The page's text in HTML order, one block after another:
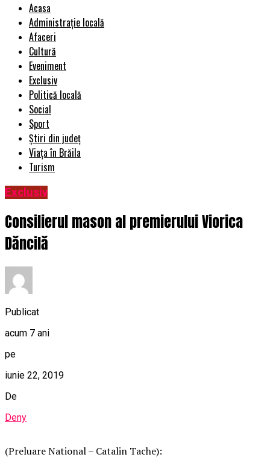
Acasa
Administrație locală
Afaceri
Cultură
Eveniment
Exclusiv
Politică locală
Social
Sport
Știri din județ
Viața în Brăila
Turism
Exclusiv
Consilierul mason al premierului Viorica
Dăncilă
Publicat
acum 7 ani
pe
iunie 22, 2019
De
Deny
(Preluare National – Catalin Tache):